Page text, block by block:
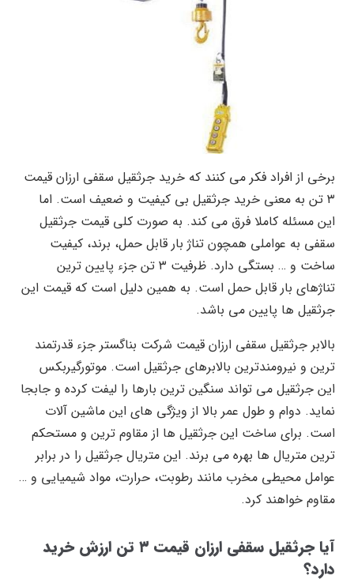
برخی از افراد فکر می کنند که خرید جرثقیل سقفی ارزان قیمت
۳ تن به معنی خرید جرثقیل بی کیفیت و ضعیف است. اما
این مسئله کاملا فرق می کند. به صورت کلی قیمت جرثقیل
سقفی به عواملی همچون تناژ بار قابل حمل، برند، کیفیت
ساخت و … بستگی دارد. ظرفیت ۳ تن جزء پایین ترین
تناژهای بار قابل حمل است. به همین دلیل است که قیمت این
جرثقیل ها پایین می باشد.
بالابر جرثقیل سقفی ارزان قیمت شرکت بناگستر جزء قدرتمند
ترین و نیرومندترین بالابرهای جرثقیل است. موتورگیربکس
این جرثقیل می تواند سنگین ترین بارها را لیفت کرده و جابجا
نماید. دوام و طول عمر بالا از ویژگی های این ماشین آلات
است. برای ساخت این جرثقیل ها از مقاوم ترین و مستحکم
ترین متریال ها بهره می برند. این متریال جرثقیل را در برابر
عوامل محیطی مخرب مانند رطوبت، حرارت، مواد شیمیایی و …
مقاوم خواهند کرد.
آیا جرثقیل سقفی ارزان قیمت ۳ تن ارزش خرید
دارد؟